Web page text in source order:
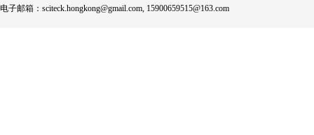
电子邮箱：sciteck.hongkong@gmail.com, 15900659515@163.com